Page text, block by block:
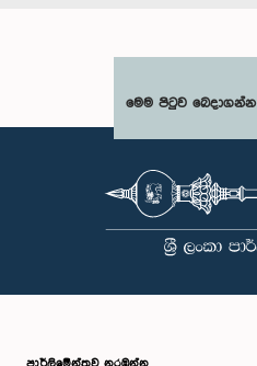
මෙම පිටුව බෙදාගන්න